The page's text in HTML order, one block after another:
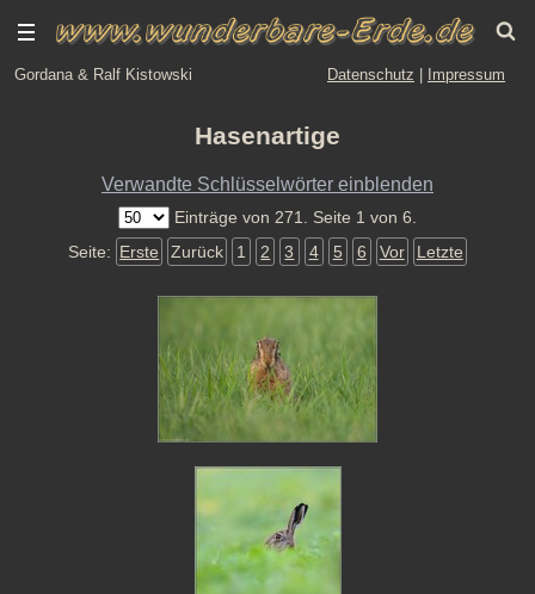
Gordana & Ralf Kistowski Datenschutz Impressum
Hasenartige
Verwandte Schlüsselwörter einblenden
Einträge von 271. Seite 1 von 6.
Seite: Erste Zurück 1 2 3 4 5 6 Vor Letzte